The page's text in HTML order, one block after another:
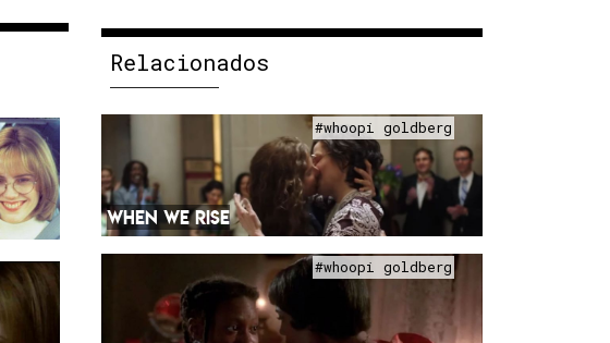
Relacionados
#whoopi goldberg
WHEN WE RISE
#whoopi goldberg